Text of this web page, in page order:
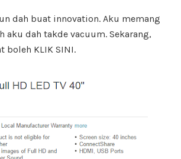
dah buat innovation. Aku memang
dah takde vacuum. Sekarang,
boleh KLIK SINI.